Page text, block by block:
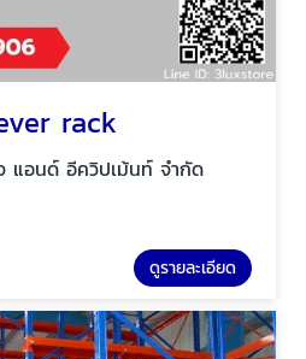
rack
แอนด์ อีควิปเม้นท์ จำกัด
ดูรายละเอียด